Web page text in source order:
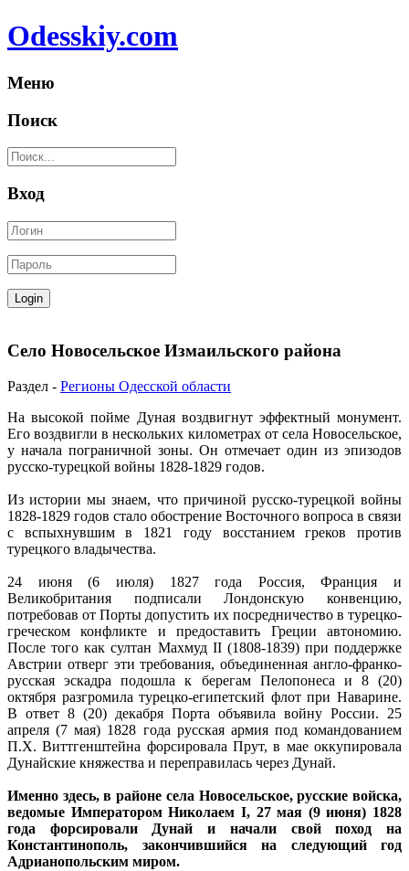
Odesskiy.com
Меню
Поиск
Вход
Село Новосельское Измаильского района
Раздел - Регионы Одесской области
На высокой пойме Дуная воздвигнут эффектный монумент.
Его воздвигли в нескольких километрах от села Новосельское,
у начала пограничной зоны. Он отмечает один из эпизодов
русско-турецкой войны 1828-1829 годов.
Из истории мы знаем, что причиной русско-турецкой войны
1828-1829 годов стало обострение Восточного вопроса в связи
с вспыхнувшим в 1821 году восстанием греков против
турецкого владычества.
24 июня (6 июля) 1827 года Россия, Франция и
Великобритания подписали Лондонскую конвенцию,
потребовав от Порты допустить их посредничество в турецко-
греческом конфликте и предоставить Греции автономию.
После того как султан Махмуд II (1808-1839) при поддержке
Австрии отверг эти требования, объединенная англо-франко-
русская эскадра подошла к берегам Пелопонеса и 8 (20)
октября разгромила турецко-египетский флот при Наварине.
В ответ 8 (20) декабря Порта объявила войну России. 25
апреля (7 мая) 1828 года русская армия под командованием
П.Х. Виттгенштейна форсировала Прут, в мае оккупировала
Дунайские княжества и переправилась через Дунай.
Именно здесь, в районе села Новосельское, русские войска,
ведомые Императором Николаем I, 27 мая (9 июня) 1828
года форсировали Дунай и начали свой поход на
Константинополь, закончившийся на следующий год
Адрианопольским миром.